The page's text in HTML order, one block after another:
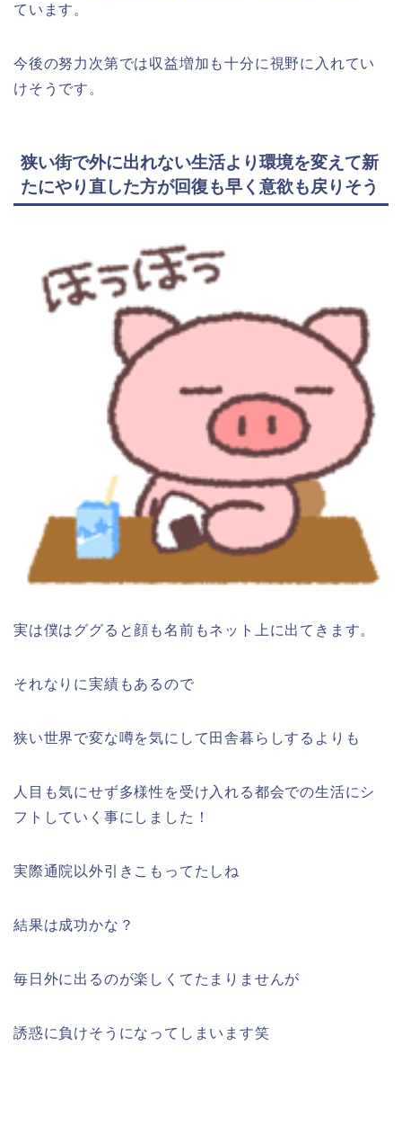
ています。
今後の努力次第では収益増加も十分に視野に入れてい
けそうです。
狭い街で外に出れない生活より環境を変えて新
たにやり直した方が回復も早く意欲も戻りそう
実は僕はググると顔も名前もネット上に出てきます。
それなりに実績もあるので
狭い世界で変な噂を気にして田舎暮らしするよりも
人目も気にせず多様性を受け入れる都会での生活にシ
フトしていく事にしました！
実際通院以外引きこもってたしね
結果は成功かな？
毎日外に出るのが楽しくてたまりませんが
誘惑に負けそうになってしまいます笑